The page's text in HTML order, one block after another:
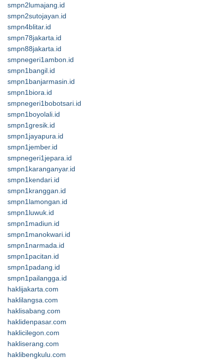
smpn2lumajang.id
smpn2sutojayan.id
smpn4blitar.id
smpn78jakarta.id
smpn88jakarta.id
smpnegeri1ambon.id
smpn1bangil.id
smpn1banjarmasin.id
smpn1biora.id
smpnegeri1bobotsari.id
smpn1boyolali.id
smpn1gresik.id
smpn1jayapura.id
smpn1jember.id
smpnegeri1jepara.id
smpn1karanganyar.id
smpn1kendari.id
smpn1kranggan.id
smpn1lamongan.id
smpn1luwuk.id
smpn1madiun.id
smpn1manokwari.id
smpn1narmada.id
smpn1pacitan.id
smpn1padang.id
smpn1pailangga.id
haklijakarta.com
haklilangsa.com
haklisabang.com
haklidenpasar.com
haklicilegon.com
hakliserang.com
haklibengkulu.com